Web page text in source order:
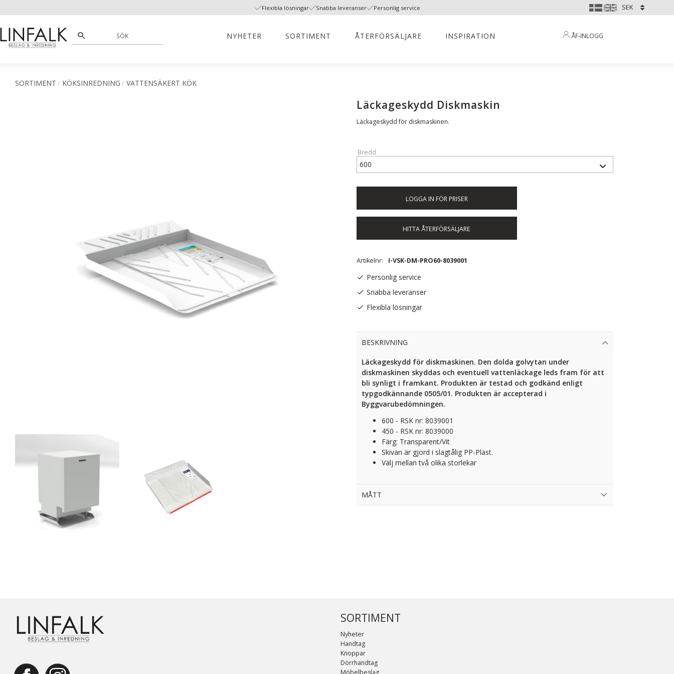
Flexibla lösningar Snabba leveranser Personlig service
NYHETER SORTIMENT ÅTERFÖRSÄLJARE INSPIRATION ÅF-INLOGG
SORTIMENT KÖKSINREDNING VATTENSÄKERT KÖK
Läckageskydd Diskmaskin
Läckageskydd för diskmaskinen.
Bredd
LOGGA IN FÖR PRISER
HITTA ÅTERFÖRSÄLJARE
Artikelnr I-VSK-DM-PRO60-8039001
Personlig service
Snabba leveranser
Flexibla lösningar
BESKRIVNING
Läckageskydd för diskmaskinen. Den dolda golvytan under
diskmaskinen skyddas och eventuell vattenläckage leds fram för att
bli synligt i framkant. Produkten är testad och godkänd enligt
typgodkännande 0505/01. Produkten är accepterad i
Byggvarubedömningen.
600 - RSK nr: 8039001
450 - RSK nr: 8039000
Färg: Transparent/Vit
Skivan är gjord i slagtålig PP-Plast.
Välj mellan två olika storlekar
MÅTT
SORTIMENT
Nyheter
Handtag
Knoppar
Dörrhandtag
Möbelbeslag